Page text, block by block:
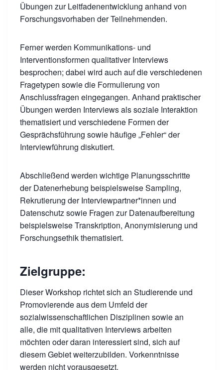
Übungen zur Leitfadenentwicklung anhand von
Forschungsvorhaben der Teilnehmenden.
Ferner werden Kommunikations- und
Interventionsformen qualitativer Interviews
besprochen; dabei wird auch auf die verschiedenen
Fragetypen sowie die Formulierung von
Anschlussfragen eingegangen. Anhand praktischer
Übungen werden Interviews als soziale Interaktion
thematisiert und verschiedene Formen der
Gesprächsführung sowie häufige „Fehler“ der
Interviewführung diskutiert.
Abschließend werden wichtige Planungsschritte
der Datenerhebung beispielsweise Sampling,
Rekrutierung der Interviewpartner*innen und
Datenschutz sowie Fragen zur Datenaufbereitung
beispielsweise Transkription, Anonymisierung und
Forschungsethik thematisiert.
Zielgruppe:
Dieser Workshop richtet sich an Studierende und
Promovierende aus dem Umfeld der
sozialwissenschaftlichen Disziplinen sowie an
alle, die mit qualitativen Interviews arbeiten
möchten oder daran interessiert sind, sich auf
diesem Gebiet weiterzubilden. Vorkenntnisse
werden nicht vorausgesetzt.